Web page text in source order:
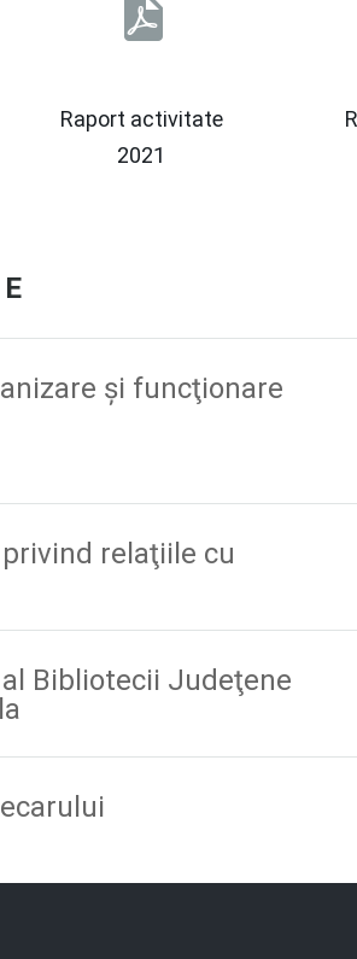
Raport activitate
2021
şi funcţionare
relaţiile cu
Bibliotecii Judeţene